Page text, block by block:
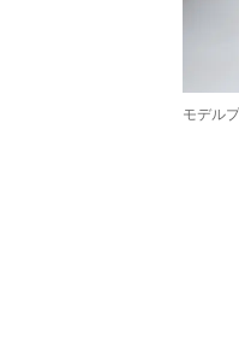
モデル